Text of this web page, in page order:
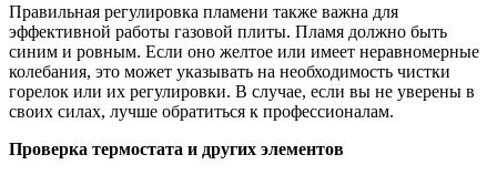
Правильная регулировка пламени также важна для
эффективной работы газовой плиты. Пламя должно быть
синим и ровным. Если оно желтое или имеет неравномерные
колебания, это может указывать на необходимость чистки
горелок или их регулировки. В случае, если вы не уверены в
своих силах, лучше обратиться к профессионалам.
Проверка термостата и других элементов